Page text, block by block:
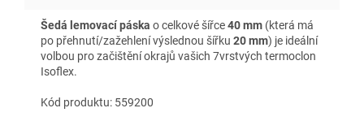
Šedá lemovací páska o celkové šířce40 mm (která má
po přehnutí/zažehlení výslednou šířku 20 mm) je ideální
volbou pro začištění okrajů vašich 7vrstvých termoclon
Isoflex.
Kód produktu: 559200